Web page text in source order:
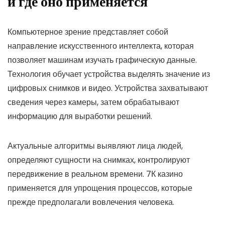
Компьютерное зрение представляет собой
направление искусственного интеллекта, которая
позволяет машинам изучать графическую данные.
Технология обучает устройства выделять значение из
цифровых снимков и видео. Устройства захватывают
сведения через камеры, затем обрабатывают
информацию для выработки решений.
Актуальные алгоритмы выявляют лица людей,
определяют сущности на снимках, контролируют
передвижение в реальном времени. 7К казино
применяется для упрощения процессов, которые
прежде предполагали вовлечения человека.